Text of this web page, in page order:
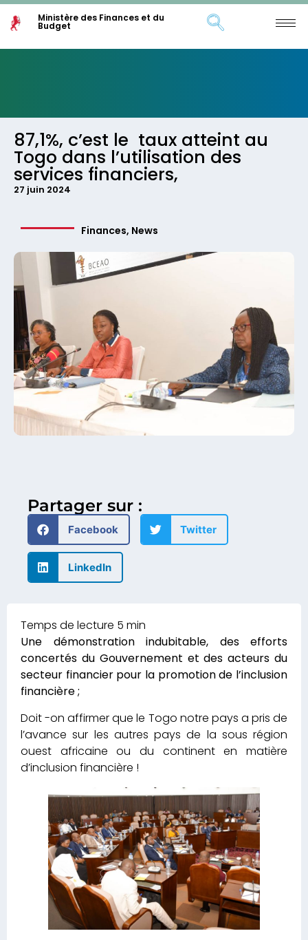
Ministère des Finances et du
Budget
87,1%, c’est le taux atteint au
Togo dans l’utilisation des
services financiers,
27 juin 2024
Finances, News
Partager sur :
Facebook Twitter
LinkedIn
Une démonstration indubitable, des efforts
concertés du Gouvernement et des acteurs du
secteur financier pour la promotion de l’inclusion
financière ;
Doit -on affirmer que le Togo notre pays a pris de
l’avance sur les autres pays de la sous région
ouest africaine ou du continent en matière
d’inclusion financière !